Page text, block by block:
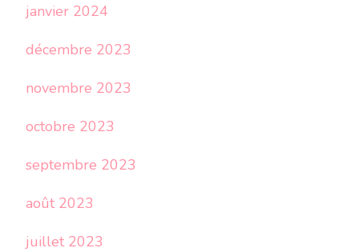
janvier 2024
décembre 2023
novembre 2023
octobre 2023
septembre 2023
août 2023
juillet 2023